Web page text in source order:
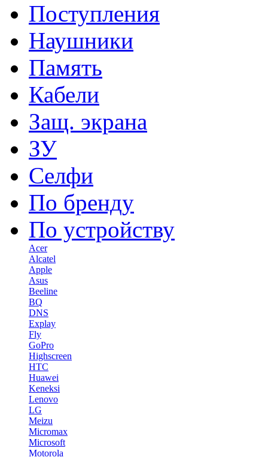
Поступления
Наушники
Память
Кабели
Защ. экрана
ЗУ
Селфи
По бренду
По устройству
Acer
Alcatel
Apple
Asus
Beeline
BQ
DNS
Explay
Fly
GoPro
Highscreen
HTC
Huawei
Keneksi
Lenovo
LG
Meizu
Micromax
Microsoft
Motorola